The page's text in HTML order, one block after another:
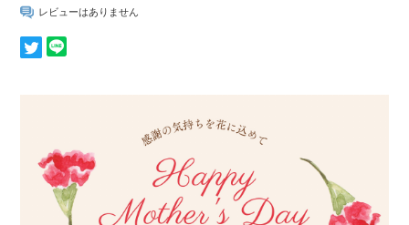
レビューはありません